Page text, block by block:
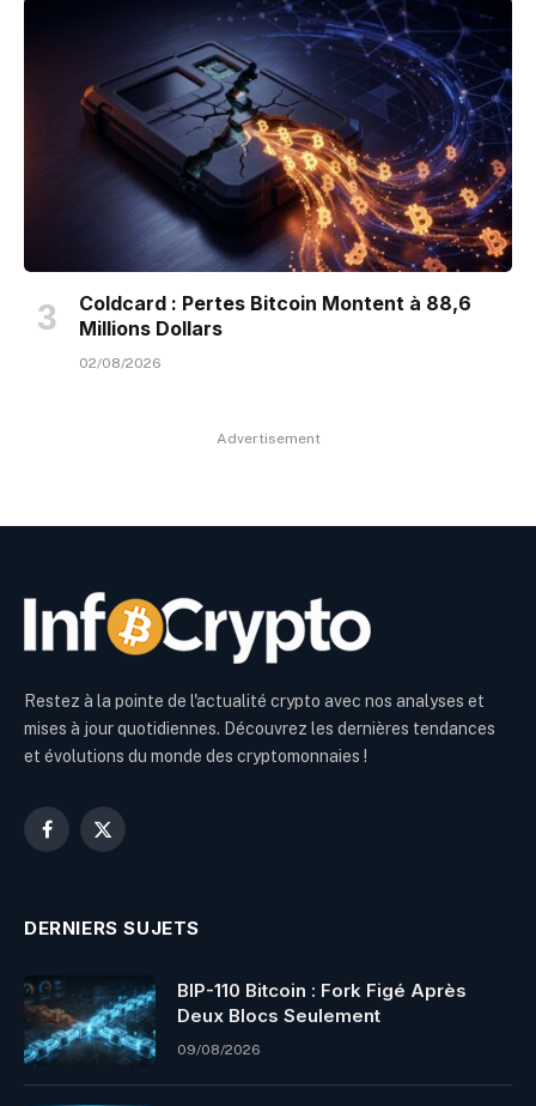
Coldcard : Pertes Bitcoin Montent à 88,6
Millions Dollars
02/08/2026
Advertisement
Restez à la pointe de l'actualité crypto avec nos analyses et
mises à jour quotidiennes. Découvrez les dernières tendances
et évolutions du monde des cryptomonnaies !
Facebook
X
DERNIERS SUJETS
BIP-110 Bitcoin : Fork Figé Après
Deux Blocs Seulement
09/08/2026